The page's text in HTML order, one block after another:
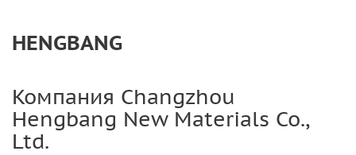
HENGBANG
Компания Changzhou
Hengbang New Materials Co.,
Ltd.